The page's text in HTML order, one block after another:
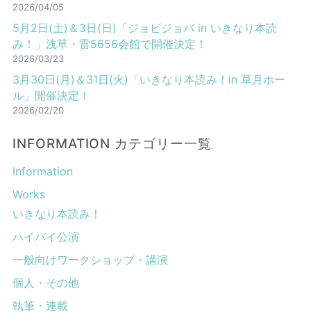
2026/04/05
5月2日(土)＆3日(日)「ジョビジョバ in いきなり本読
み！」浅草・雷5656会館で開催決定！
2026/03/23
3月30日(月)＆31日(火)「いきなり本読み！in 草月ホー
ル」開催決定！
2026/02/20
INFORMATION カテゴリー一覧
Information
Works
いきなり本読み！
ハイバイ公演
一般向けワークショップ・講演
個人・その他
執筆・連載